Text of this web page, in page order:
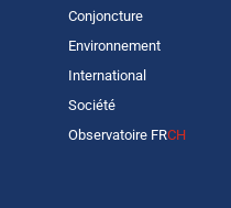
Conjoncture
Environnement
International
Société
Observatoire FRCH